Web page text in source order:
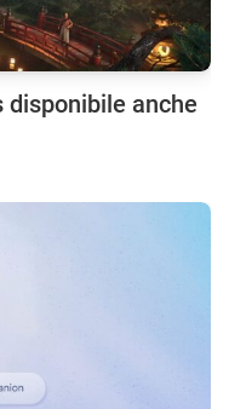
disponibile anche